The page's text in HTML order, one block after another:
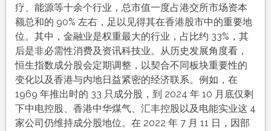
疗、能源等十余个行业，总市值一度占港交所市场资本
额总和的 90% 左右，足以见得其在香港股市中的重要地
位。其中，金融业是权重最大的行业，占比约 33%，其
后是非必需性消费及资讯科技业。从历史发展角度看，
恒生指数成分股会定期调整，以契合不同板块重要性的
变化以及香港与内地日益紧密的经济联系。例如，在
1969 年推出时的 33 只成分股，到 2024 年 10 月底仅剩
下中电控股、香港中华煤气、汇丰控股以及电能实业这 4
家公司仍维持成分股地位。在 2022 年 7 月 11 日，因部